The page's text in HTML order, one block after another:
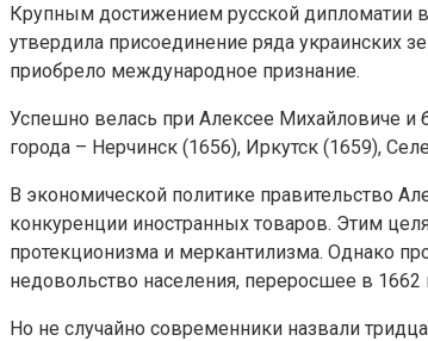
Крупным достижением русской дипломатии
утвердила присоединение ряда украинских
приобрело международное признание.
Успешно велась при Алексее Михайловиче и
города – Нерчинск (1656), Иркутск (1659),
В экономической политике правительство
конкуренции иностранных товаров. Этим
протекционизма и меркантилизма. Однако
недовольство населения, переросшее в
Но не случайно современники назвали